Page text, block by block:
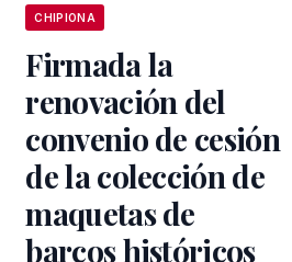
CHIPIONA
Firmada la
renovación del
convenio de cesión
de la colección de
maquetas de
barcos históricos